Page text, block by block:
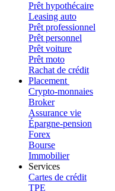
Prêt hypothécaire
Leasing auto
Prêt professionnel
Prêt personnel
Prêt voiture
Prêt moto
Rachat de crédit
Placement
Crypto-monnaies
Broker
Assurance vie
Épargne-pension
Forex
Bourse
Immobilier
Services
Cartes de crédit
TPE